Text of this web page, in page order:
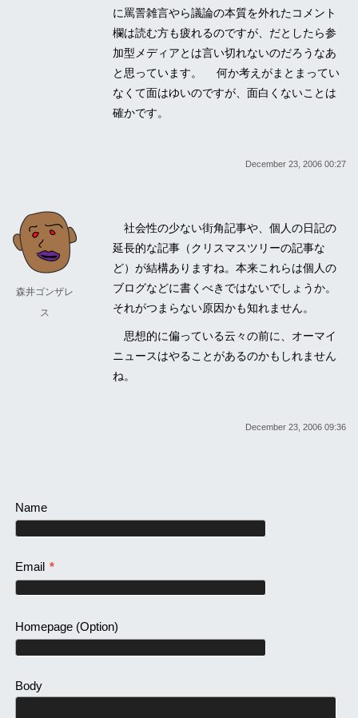
に罵詈雑言やら議論の本質を外れたコメント
欄は読む方も疲れるのですが、だとしたら参
加型メディアとは言い切れないのだろうなあ
と思っています。 何か考えがまとまってい
なくて面はゆいのですが、面白くないことは
確かです。
December 23, 2006 00:27
森井ゴンザレ
ス
社会性の少ない街角記事や、個人の日記の
延長的な記事（クリスマスツリーの記事な
ど）が結構ありますね。本来これらは個人の
ブログなどに書くべきではないでしょうか。
それがつまらない原因かも知れません。
思想的に偏っている云々の前に、オーマイ
ニュースはやることがあるのかもしれません
ね。
December 23, 2006 09:36
Name
Email *
Homepage(Option)
Body